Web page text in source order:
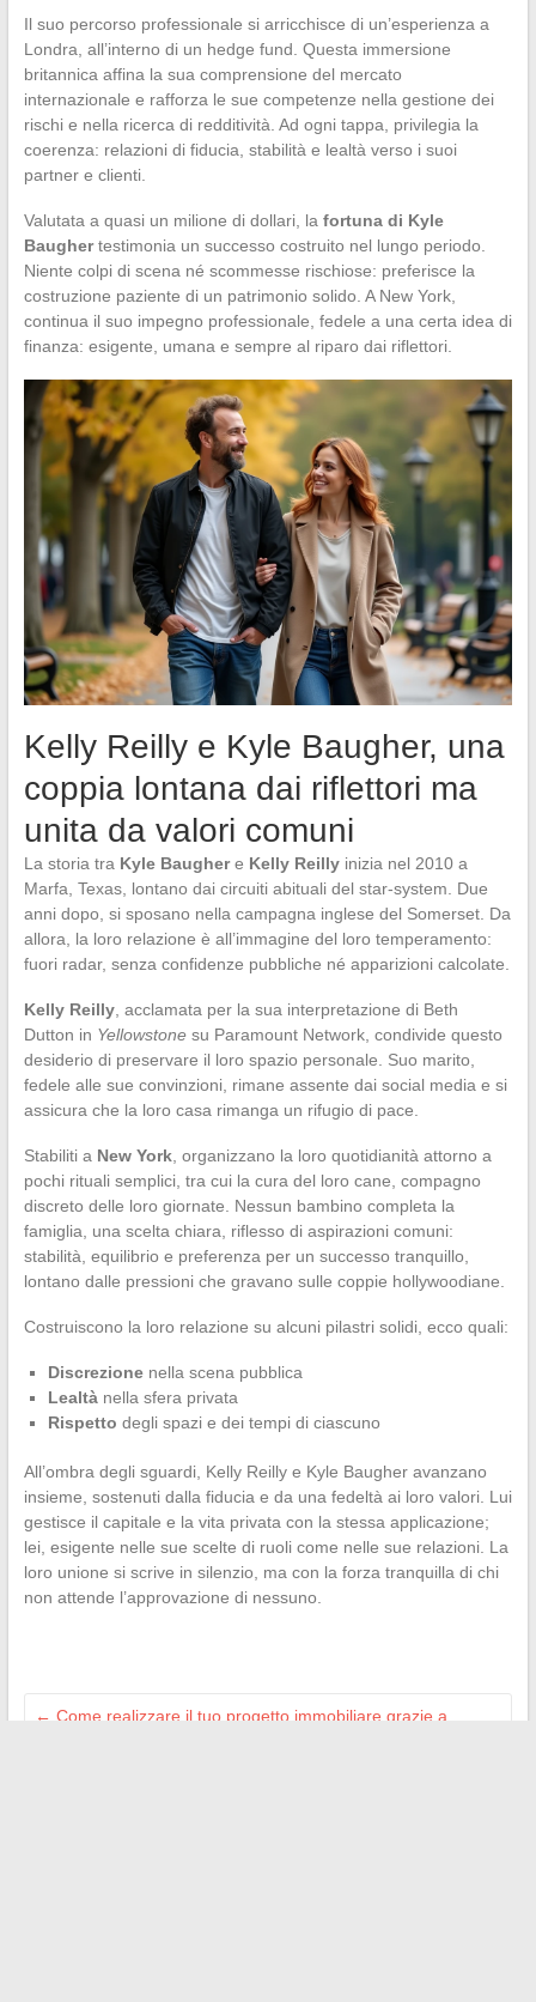
Il suo percorso professionale si arricchisce di un’esperienza a
Londra, all’interno di un hedge fund. Questa immersione
britannica affina la sua comprensione del mercato
internazionale e rafforza le sue competenze nella gestione dei
rischi e nella ricerca di redditività. Ad ogni tappa, privilegia la
coerenza: relazioni di fiducia, stabilità e lealtà verso i suoi
partner e clienti.
Valutata a quasi un milione di dollari, la fortuna di Kyle
Baughertestimonia un successo costruito nel lungo periodo.
Niente colpi di scena né scommesse rischiose: preferisce la
costruzione paziente di un patrimonio solido. A New York,
continua il suo impegno professionale, fedele a una certa idea di
finanza: esigente, umana e sempre al riparo dai riflettori.
Kelly Reilly e Kyle Baugher, una
coppia lontana dai riflettori ma
unita da valori comuni
La storia tra Kyle Baughere Kelly Reillyinizia nel 2010 a
Marfa, Texas, lontano dai circuiti abituali del star-system. Due
anni dopo, si sposano nella campagna inglese del Somerset. Da
allora, la loro relazione è all’immagine del loro temperamento:
fuori radar, senza confidenze pubbliche né apparizioni calcolate.
Kelly Reilly, acclamata per la sua interpretazione di Beth
Dutton in Yellowstonesu Paramount Network, condivide questo
desiderio di preservare il loro spazio personale. Suo marito,
fedele alle sue convinzioni, rimane assente dai social media e si
assicura che la loro casa rimanga un rifugio di pace.
Stabiliti a New York, organizzano la loro quotidianità attorno a
pochi rituali semplici, tra cui la cura del loro cane, compagno
discreto delle loro giornate. Nessun bambino completa la
famiglia, una scelta chiara, riflesso di aspirazioni comuni:
stabilità, equilibrio e preferenza per un successo tranquillo,
lontano dalle pressioni che gravano sulle coppie hollywoodiane.
Costruiscono la loro relazione su alcuni pilastri solidi, ecco quali:
Discrezionenella scena pubblica
Lealtànella sfera privata
Rispetto degli spazi e dei tempi di ciascuno
All’ombra degli sguardi, Kelly Reilly e Kyle Baugher avanzano
insieme, sostenuti dalla fiducia e da una fedeltà ai loro valori. Lui
gestisce il capitale e la vita privata con la stessa applicazione;
lei, esigente nelle sue scelte di ruoli come nelle sue relazioni. La
loro unione si scrive in silenzio, ma con la forza tranquilla di chi
non attende l’approvazione di nessuno.
← Come realizzare il tuo progetto immobiliare grazie a